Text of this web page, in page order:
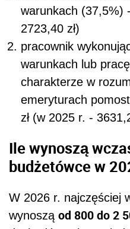
warunkach (37,5%)
2723,40 zł)
pracownik
warunkach lub
charakterze w
emeryturach
zł (w 2025 r. -
Ile wynoszą
budżetówce w
W 2026 r. najczęściej
wynoszą od 800 do 2